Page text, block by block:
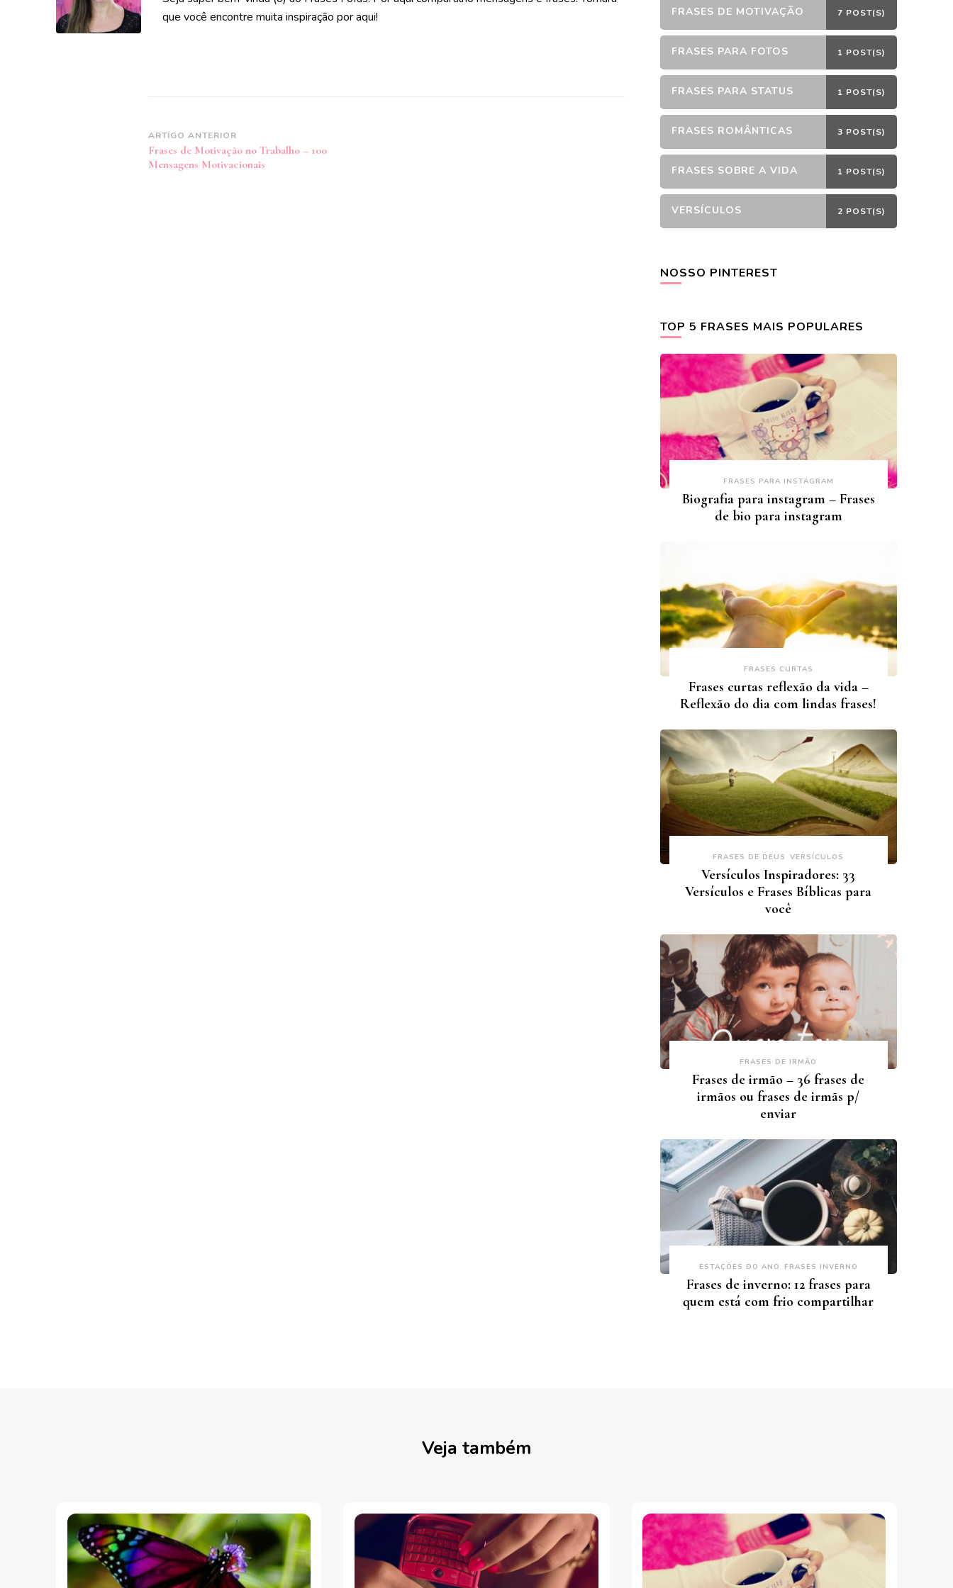
que você encontre muita inspiração por aqui!
Navegação
de
post
ARTIGO ANTERIOR
Frases de Motivação no Trabalho – 100
Mensagens Motivacionais
FRASES DE MOTIVAÇÃO 7 POST(S)
FRASES PARA FOTOS 1 POST(S)
FRASES PARA STATUS 1 POST(S)
FRASES ROMÂNTICAS 3 POST(S)
FRASES SOBRE A VIDA 1 POST(S)
VERSÍCULOS 2 POST(S)
NOSSO PINTEREST
TOP 5 FRASES MAIS POPULARES
FRASES PARA INSTAGRAM
Biografia para instagram – Frases
de bio para instagram
FRASES CURTAS
Frases curtas reflexão da vida –
Reflexão do dia com lindas frases!
FRASES DE DEUS VERSÍCULOS
Versículos Inspiradores: 33
Versículos e Frases Bíblicas para
você
FRASES DE IRMÃO
Frases de irmão – 36 frases de
irmãos ou frases de irmãs p/
enviar
ESTAÇÕES DO ANO FRASES INVERNO
Frases de inverno: 12 frases para
quem está com frio compartilhar
Veja também